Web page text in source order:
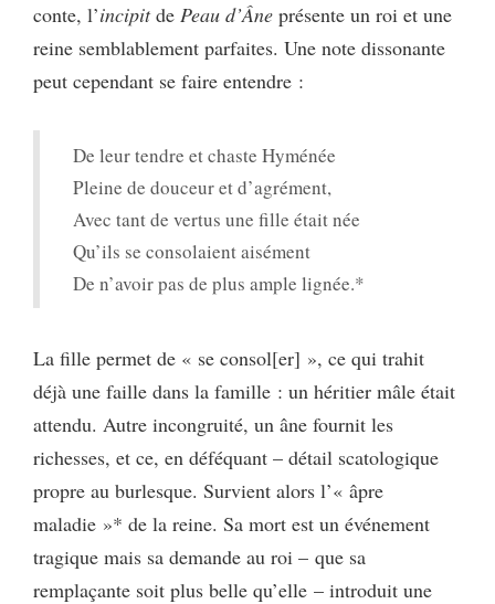
conte, l’incipitde Peau d’Âne présente un roi et une
reine semblablement parfaites. Une note dissonante
peut cependant se faire entendre :
De leur tendre et chaste Hyménée
Pleine de douceur et d’agrément,
Avec tant de vertus une fille était née
Qu’ils se consolaient aisément
De n’avoir pas de plus ample lignée.*
La fille permet de « se consol[er] », ce qui trahit
déjà une faille dans la famille : un héritier mâle était
attendu. Autre incongruité, un âne fournit les
richesses, et ce, en déféquant – détail scatologique
propre au burlesque. Survient alors l’« âpre
maladie »* de la reine. Sa mort est un événement
tragique mais sa demande au roi – que sa
remplaçante soit plus belle qu’elle – introduit une